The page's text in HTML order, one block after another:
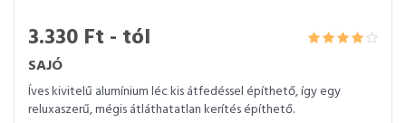
3.330 Ft - tól
SAJÓ
Íves kivitelű alumínium léc kis átfedéssel építhető, így egy
reluxaszerű, mégis átláthatatlan kerítés építhető.